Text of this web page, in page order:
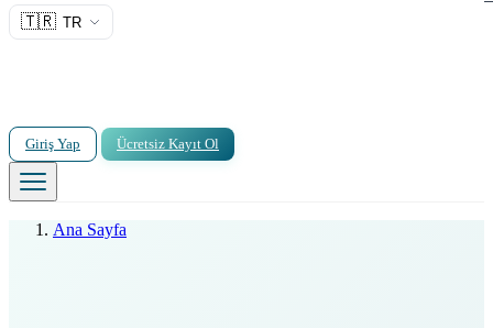
🇹🇷 TR
Giriş Yap Ücretsiz Kayıt Ol
Ana Sayfa